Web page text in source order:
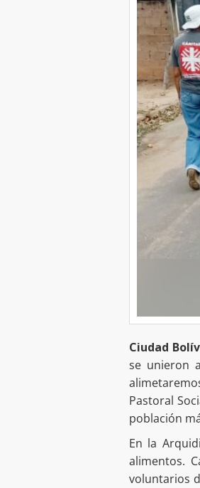
Ciudad
se unieron
Pastoral
población
En la
alimentos.
voluntarios